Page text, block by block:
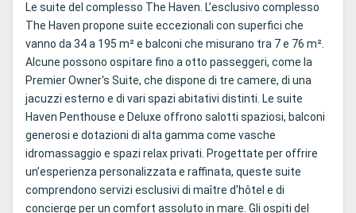
Le suite del complesso The Haven. L’esclusivo complesso
The Haven propone suite eccezionali con superfici che
vanno da 34 a 195 m² e balconi che misurano tra 7 e 76 m².
Alcune possono ospitare fino a otto passeggeri, come la
Premier Owner's Suite, che dispone di tre camere, di una
jacuzzi esterno e di vari spazi abitativi distinti. Le suite
Haven Penthouse e Deluxe offrono salotti spaziosi, balconi
generosi e dotazioni di alta gamma come vasche
idromassaggio e spazi relax privati. Progettate per offrire
un’esperienza personalizzata e raffinata, queste suite
comprendono servizi esclusivi di maître d'hôtel e di
concierge per un comfort assoluto in mare. Gli ospiti del